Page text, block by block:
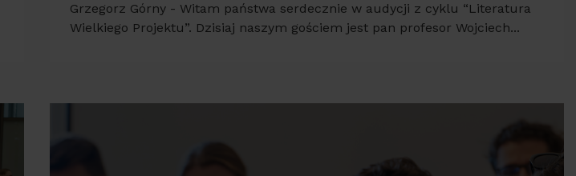
Grzegorz Górny - Witam państwa serdecznie w audycji z cyklu “Literatura
Wielkiego Projektu”. Dzisiaj naszym gościem jest pan profesor Wojciech...